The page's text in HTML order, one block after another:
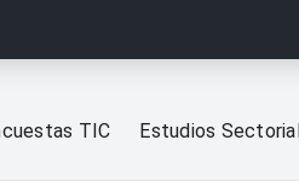
TIC Estudios